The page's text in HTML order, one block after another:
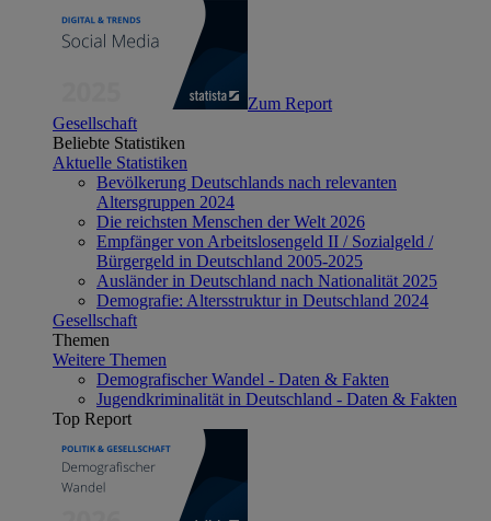
Zum Report
Gesellschaft
Beliebte Statistiken
Aktuelle Statistiken
Bevölkerung Deutschlands nach relevanten
Altersgruppen 2024
Die reichsten Menschen der Welt 2026
Empfänger von Arbeitslosengeld II / Sozialgeld /
Bürgergeld in Deutschland 2005-2025
Ausländer in Deutschland nach Nationalität 2025
Demografie: Altersstruktur in Deutschland 2024
Gesellschaft
Themen
Weitere Themen
Demografischer Wandel - Daten & Fakten
Jugendkriminalität in Deutschland - Daten & Fakten
Top Report